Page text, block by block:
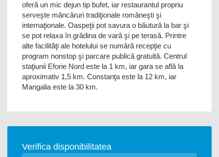
oferă un mic dejun tip bufet, iar restaurantul propriu
serveşte mâncăruri tradiţionale româneşti şi
internaţionale. Oaspeţii pot savura o băutură la bar şi
se pot relaxa în grădina de vară şi pe terasă. Printre
alte facilităţi ale hotelului se numără recepţie cu
program nonstop şi parcare publică gratuită. Centrul
staţiunii Eforie Nord este la 1 km, iar gara se află la
aproximativ 1,5 km. Constanţa este la 12 km, iar
Mangalia este la 30 km.
Verifica disponibilitatea